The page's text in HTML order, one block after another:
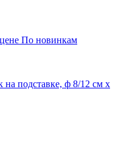
По новинкам
подставке, ф 8/12 см х